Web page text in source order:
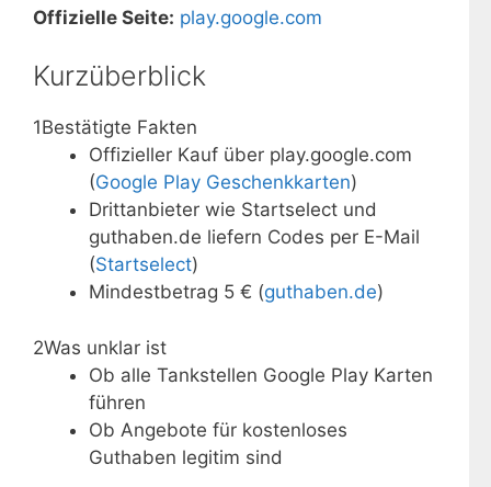
Offizielle Seite: play.google.com
Kurzüberblick
1Bestätigte Fakten
Offizieller Kauf über play.google.com
(Google Play Geschenkkarten)
Drittanbieter wie Startselect und
guthaben.de liefern Codes per E-Mail
(Startselect)
Mindestbetrag 5 € (guthaben.de)
2Was unklar ist
Ob alle Tankstellen Google Play Karten
führen
Ob Angebote für kostenloses
Guthaben legitim sind